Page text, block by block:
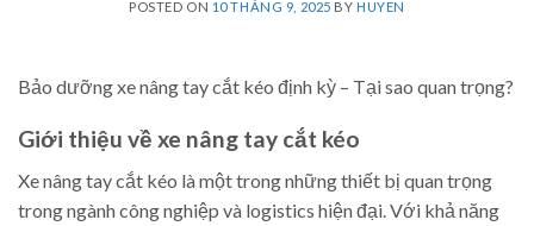
POSTED ON 10 THÁNG 9, 2025 BY HUYEN
Bảo dưỡng xe nâng tay cắt kéo định kỳ – Tại sao quan trọng?
Giới thiệu về xe nâng tay cắt kéo
Xe nâng tay cắt kéo là một trong những thiết bị quan trọng
trong ngành công nghiệp và logistics hiện đại. Với khả năng